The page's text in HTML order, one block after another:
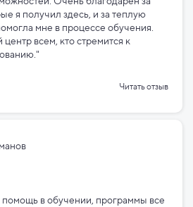
я получил здесь, и за теплую
мне в процессе обучения.
всем, кто стремится к
Читать отзыв
в обучении, программы все